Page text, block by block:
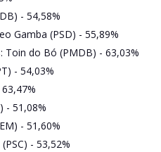
- 54,58%
Gamba (PSD) - 55,89%
: Toin do Bó (PMDB) - 63,03%
- 54,03%
- 51,08%
- 51,60%
- 53,52%